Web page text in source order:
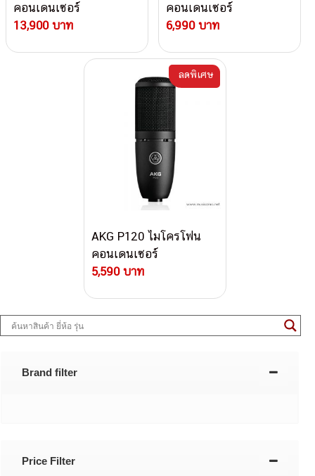
คอนเดนเซอร์
13,900 บาท
คอนเดนเซอร์
6,990 บาท
AKG P120 ไมโครโฟน
คอนเดนเซอร์
5,590 บาท
ลดพิเศษ
Brand filter
Price Filter